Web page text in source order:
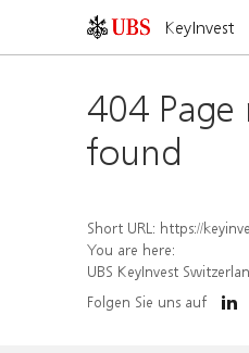
KeyInvest
404 Page
found
Short URL: https://keyinvest-
You are here:
UBS KeyInvest
Folgen Sie uns auf